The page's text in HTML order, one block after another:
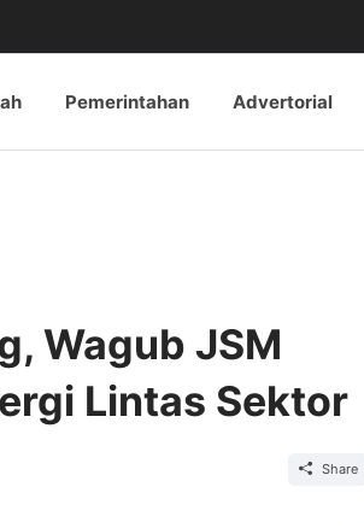
Pemerintahan Advertorial
Wagub JSM
Lintas Sektor
Share